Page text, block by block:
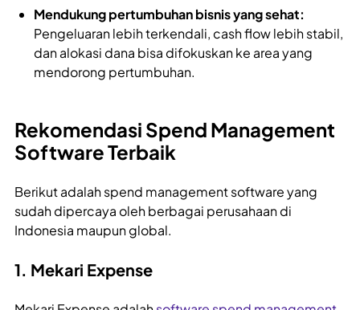
Mendukung pertumbuhan bisnis yang sehat:
Pengeluaran lebih terkendali, cash flow lebih stabil,
dan alokasi dana bisa difokuskan ke area yang
mendorong pertumbuhan.
Rekomendasi Spend Management
Software Terbaik
Berikut adalah spend management software yang
sudah dipercaya oleh berbagai perusahaan di
Indonesia maupun global.
1. Mekari Expense